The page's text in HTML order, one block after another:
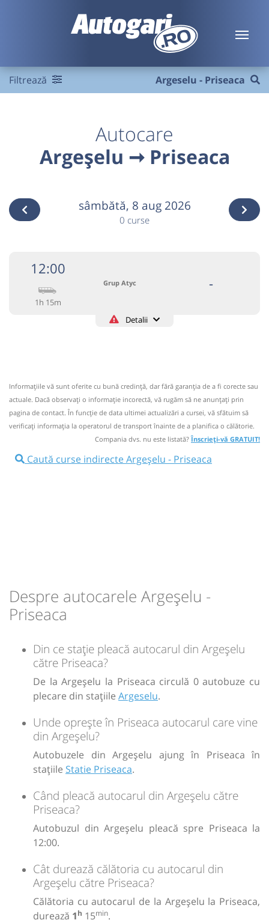
Filtrează Argeselu - Priseaca
Autocare
Argeșelu ➞ Priseaca
sâmbătă, 8 aug 2026
0 curse
12:00
1h 15m
Grup Atyc -
Detalii
Circulă doar luni, marți, miercuri, joi și vineri
Nu a circulat?Semnalați aici
NOU!Pune poze din călătoria ta⤣
12:00 Argeșelu Argeselu
-
Informaţiile vă sunt oferite cu bună credinţă, dar fără garanţia de a fi corecte sau
actuale. Dacă observați o informaţie incorectă, vă rugăm să ne anunțați prin
pagina de contact. În funcție de data ultimei actualizări a cursei, vă sfătuim să
verificaţi informaţia la operatorul de transport înainte de a planifica o călătorie.
Compania dvs. nu este listată?Înscrieți-vă GRATUIT!
Caută curse indirecte Argeșelu - Priseaca
Despre autocarele Argeșelu -
Priseaca
Din ce stație pleacă autocarul din Argeșelu
către Priseaca?
De la Argeșelu la Priseaca circulă 0 autobuze cu
plecare din stațiile Argeselu.
Unde oprește în Priseaca autocarul care vine
din Argeșelu?
Autobuzele din Argeșelu ajung în Priseaca în
stațiile Statie Priseaca.
Când pleacă autocarul din Argeșelu către
Priseaca?
Autobuzul din Argeșelu pleacă spre Priseaca la
12:00.
Cât durează călătoria cu autocarul din
Argeșelu către Priseaca?
Călătoria cu autocarul de la Argeșelu la Priseaca,
durează 1h 15min.